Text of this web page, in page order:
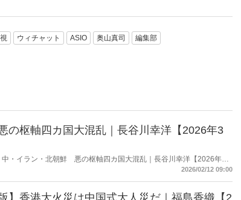
ウィチャット ASIO 奥山真司 編集部
枢軸四カ国大混乱｜長谷川幸洋【2026年3
・イラン・北朝鮮 悪の枢軸四カ国大混乱｜長谷川幸洋【2026年3
2026/02/12 09:00
】香港大火災は中国式大人災だ｜福島香織【2